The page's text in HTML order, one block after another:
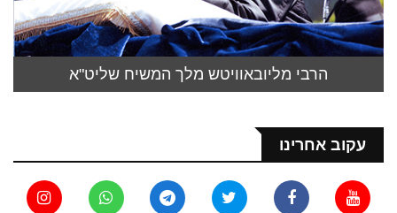
הרבי מליובאוויטש מלך המשיח שליט"א
עקוב אחרינו